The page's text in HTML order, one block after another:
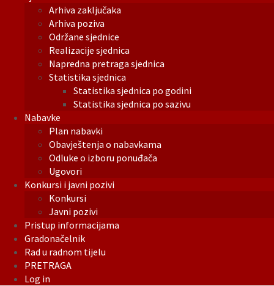
Arhiva zaključaka
Arhiva poziva
Održane sjednice
Realizacije sjednica
Napredna pretraga sjednica
Statistika sjednica
Statistika sjednica po godini
Statistika sjednica po sazivu
Nabavke
Plan nabavki
Obavještenja o nabavkama
Odluke o izboru ponuđača
Ugovori
Konkursi i javni pozivi
Konkursi
Javni pozivi
Pristup informacijama
Gradonačelnik
Rad u radnom tijelu
PRETRAGA
Log in